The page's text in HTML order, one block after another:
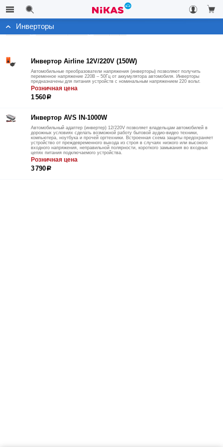
Автоэлектроника
Инверторы
Инвертор Airline 12V/220V (150W)
Автомобильные преобразователи напряжения (инверторы) позволяют получить
переменное напряжение 220В – 50Гц от аккумулятора автомобиля. Инверторы
предназначены для питания устройств с номинальным напряжением 220 вольт.
Розничная цена
1 560р
Инвертор AVS IN-1000W
Автомобильный адаптер (инвертер) 12/220V позволяет владельцам автомобилей в
дорожных условиях сделать возможной работу бытовой аудио-видео техники,
компьютера, ноутбука и прочей оргтехники. Встроенная схема защиты предохраняет
устройство от преждевременного выхода из строя в случаях низкого или высокого
входного напряжения, неправильной полярности, короткого замыкания во входных
цепях питания подключаемого устройства.
Розничная цена
3 790р